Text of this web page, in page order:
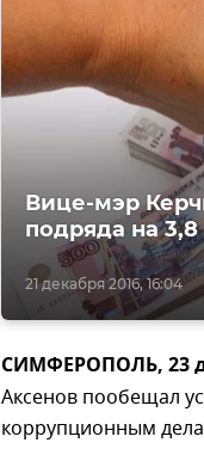
21 декабря 2016, 16:04
Вице-мэр
подряда на
СИМФЕРОПОЛЬ, 23
Аксенов пообещал
коррупционным